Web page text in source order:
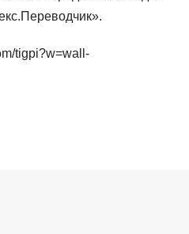
tigpi?w=wall-